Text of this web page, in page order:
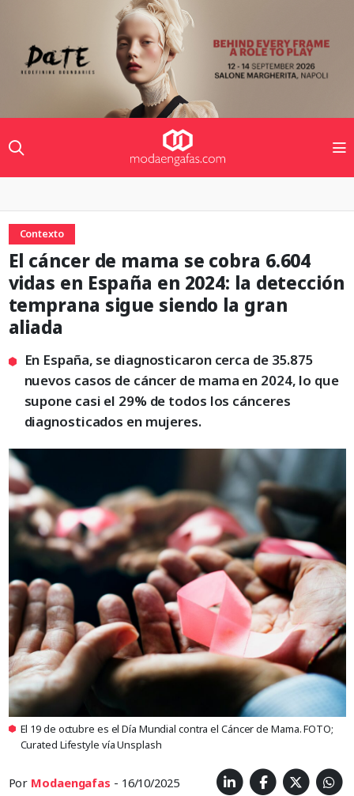
Contexto
El cáncer de mama se cobra 6.604
vidas en España en 2024: la detección
temprana sigue siendo la gran
aliada
En España, se diagnosticaron cerca de 35.875
nuevos casos de cáncer de mama en 2024, lo que
supone casi el 29% de todos los cánceres
diagnosticados en mujeres.
El 19 de octubre es el Día Mundial contra el Cáncer de Mama. FOTO;
Curated Lifestyle vía Unsplash
Por Modaengafas - 16/10/2025